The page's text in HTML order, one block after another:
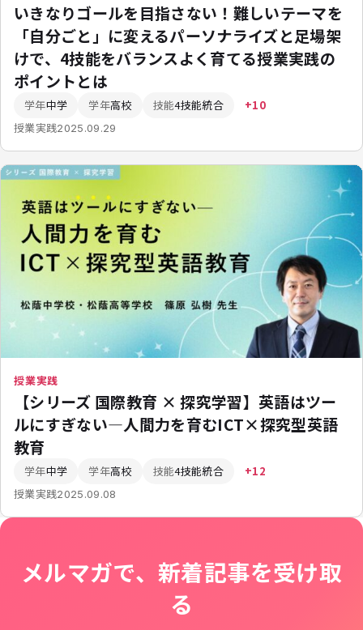
いきなりゴールを目指さない！難しいテーマを
「自分ごと」に変えるパーソナライズと足場架
けで、4技能をバランスよく育てる授業実践の
ポイントとは
学年中学 学年高校 技能4技能統合 +10
授業実践2025.09.29
授業実践
【シリーズ 国際教育 × 探究学習】英語はツー
ルにすぎない—人間力を育むICT×探究型英語
教育
学年中学 学年高校 技能4技能統合 +12
授業実践2025.09.08
メルマガで、新着記事を受け取
る